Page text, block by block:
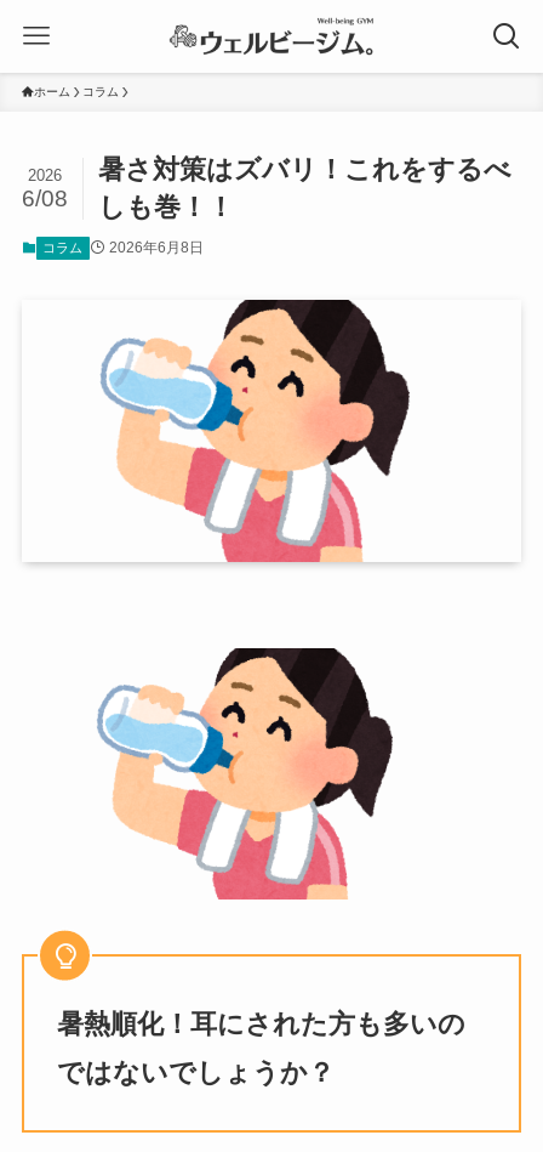
ホーム コラム
暑さ対策はズバリ！これをするべ
しも巻！！
2026
6/08
コラム 2026年6月8日
暑熱順化！耳にされた方も多いの
ではないでしょうか？